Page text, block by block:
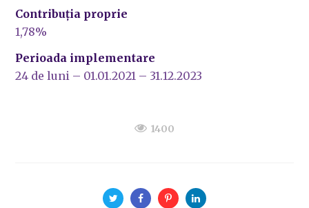
Contribuția proprie
1,78%
Perioada implementare
24 de luni – 01.01.2021 – 31.12.2023
1400